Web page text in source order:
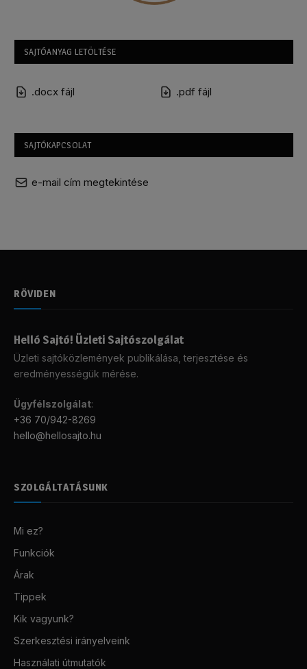
SAJTÓANYAG LETÖLTÉSE
.docx fájl .pdf fájl
SAJTÓKAPCSOLAT
e-mail cím megtekintése
RÖVIDEN
Helló Sajtó! Üzleti Sajtószolgálat
Üzleti sajtóközlemények publikálása, terjesztése és
eredményességük mérése.
Ügyfélszolgálat:
+36 70/942-8269
hello@hellosajto.hu
SZOLGÁLTATÁSUNK
Mi ez?
Funkciók
Árak
Tippek
Kik vagyunk?
Szerkesztési irányelveink
Használati útmutatók